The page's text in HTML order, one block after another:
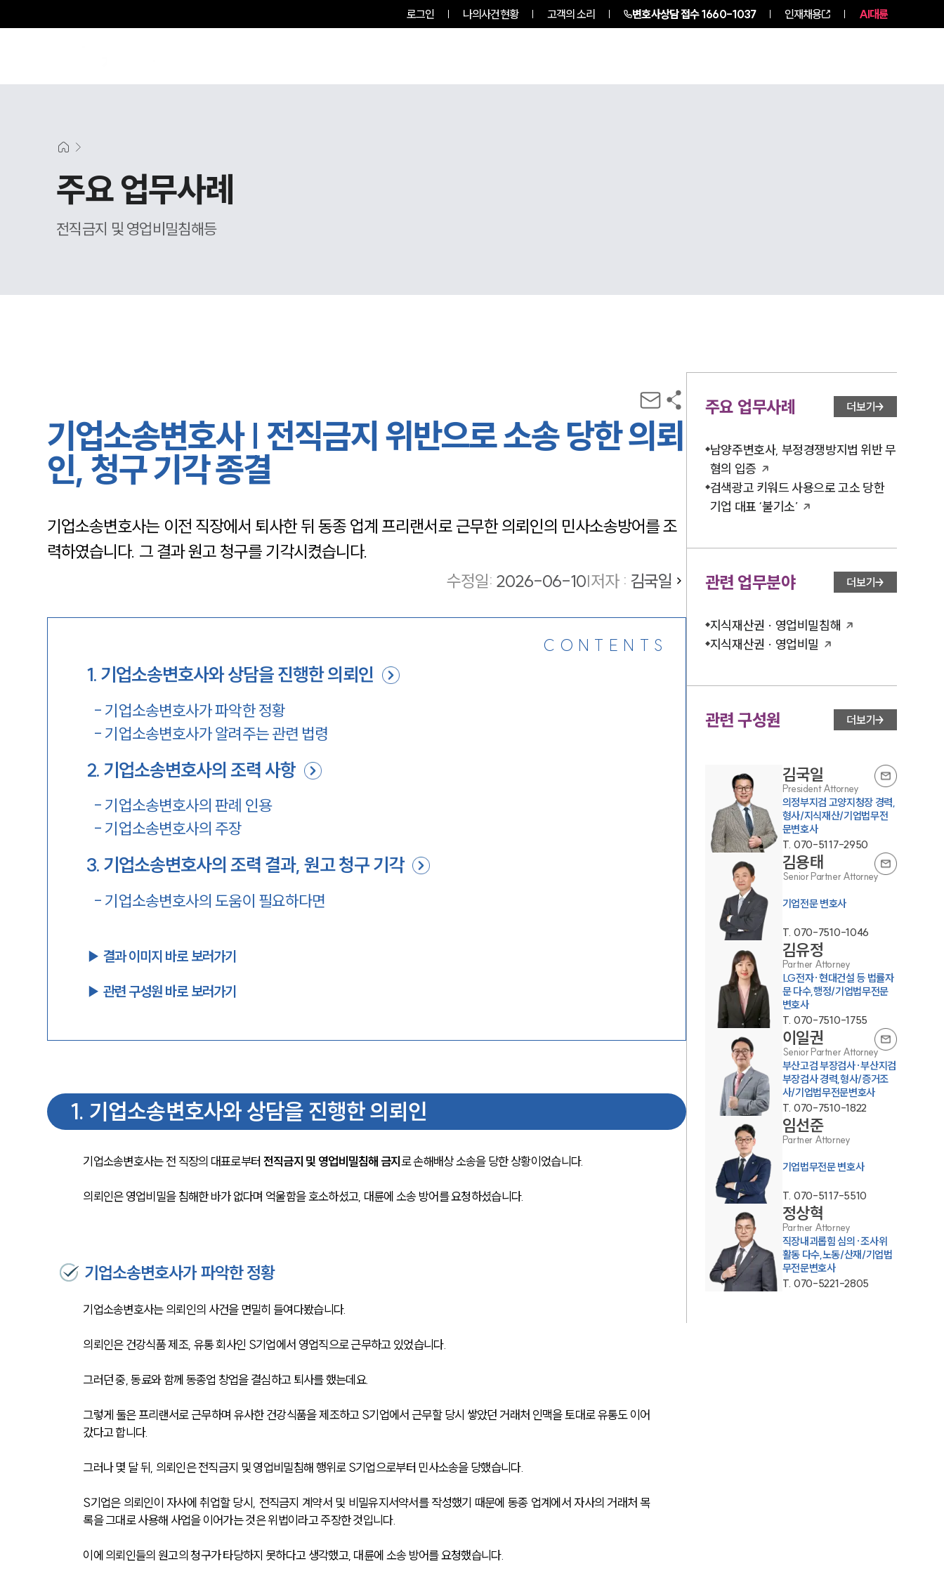
로그인 나의사건현황 고객의 소리 변호사상담 접수1660-1037 인재채용 AI대륜
SERVICES
기업법무그룹 업무
전체
PROFESSIONALS
기업전문변호사
ABOUT
그룹소개
대륜의 강점
주요 업무사례
전직금지 및 영업비밀침해등
기업소송변호사 | 전직금지 위반으로 소송 당한 의뢰
인, 청구 기각 종결
기업소송변호사는 이전 직장에서 퇴사한 뒤 동종 업계 프리랜서로 근무한 의뢰인의 민사소송방어를 조
력하였습니다. 그 결과 원고 청구를 기각시켰습니다.
수정일: 2026-06-10|저자 : 김국일
CONTENTS
1. 기업소송변호사와 상담을 진행한 의뢰인
- 기업소송변호사가 파악한 정황
- 기업소송변호사가 알려주는 관련 법령
2. 기업소송변호사의 조력 사항
- 기업소송변호사의 판례 인용
- 기업소송변호사의 주장
3. 기업소송변호사의 조력 결과, 원고 청구 기각
- 기업소송변호사의 도움이 필요하다면
▶︎ 결과 이미지 바로 보러가기
▶︎ 관련 구성원 바로 보러가기
1. 기업소송변호사와 상담을 진행한 의뢰인
기업소송변호사는 전 직장의 대표로부터 전직금지 및 영업비밀침해 금지로 손해배상 소송을 당한 상황이었습니다.
의뢰인은 영업비밀을 침해한 바가 없다며 억울함을 호소하셨고, 대륜에 소송 방어를 요청하셨습니다.
기업소송변호사가 파악한 정황
기업소송변호사는 의뢰인의 사건을 면밀히 들여다봤습니다.
의뢰인은 건강식품 제조, 유통 회사인 S기업에서 영업직으로 근무하고 있었습니다.
그러던 중, 동료와 함께 동종업 창업을 결심하고 퇴사를 했는데요.
그렇게 둘은 프리랜서로 근무하며 유사한 건강식품을 제조하고 S기업에서 근무할 당시 쌓았던 거래처 인맥을 토대로 유통도 이어
갔다고 합니다.
그러나 몇 달 뒤, 의뢰인은 전직금지 및 영업비밀침해 행위로 S기업으로부터 민사소송을 당했습니다.
S기업은 의뢰인이 자사에 취업할 당시, 전직금지 계약서 및 비밀유지서약서를 작성했기 때문에 동종 업계에서 자사의 거래처 목
록을 그대로 사용해 사업을 이어가는 것은 위법이라고 주장한 것입니다.
이에 의뢰인들의 원고의 청구가 타당하지 못하다고 생각했고, 대륜에 소송 방어를 요청했습니다.
주요 업무사례 더보기
남양주변호사, 부정경쟁방지법 위반 무
혐의 입증
검색광고 키워드 사용으로 고소 당한
기업 대표 ‘불기소’
관련 업무분야 더보기
지식재산권 · 영업비밀침해
지식재산권 · 영업비밀
관련 구성원 더보기
김국일
President Attorney
의정부지검 고양지청장 경력,
형사/지식재산/기업법무전
문변호사
T. 070-5117-2950
김용태
Senior Partner Attorney
기업전문 변호사
T. 070-7510-1046
김유정
Partner Attorney
LG전자·현대건설 등 법률자
문 다수,행정/기업법무전문
변호사
T. 070-7510-1755
이일권
Senior Partner Attorney
부산고검 부장검사·부산지검
부장검사 경력,형사/증거조
사/기업법무전문변호사
T. 070-7510-1822
임선준
Partner Attorney
기업법무전문 변호사
T. 070-5117-5510
정상혁
Partner Attorney
직장내괴롭힘 심의·조사위
활동 다수,노동/산재/기업법
무전문변호사
T. 070-5221-2805